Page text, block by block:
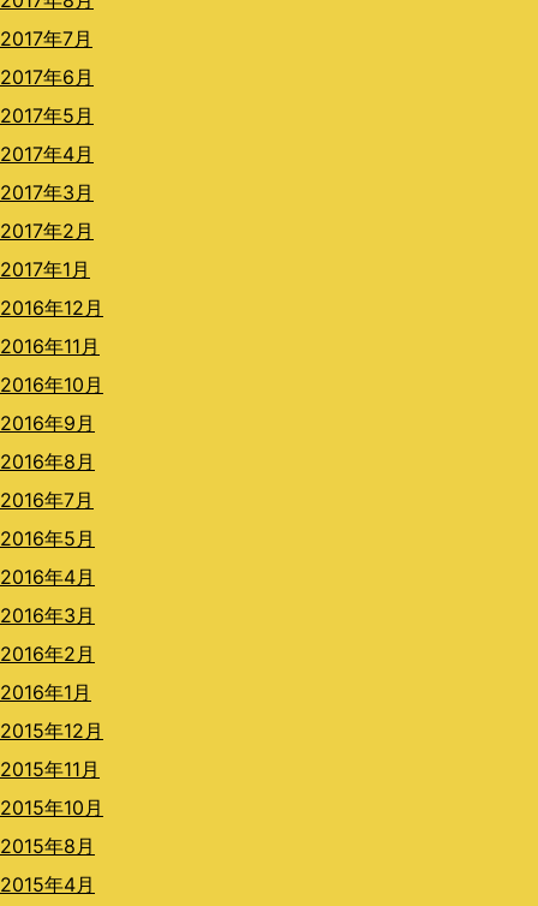
2017年7月
2017年6月
2017年5月
2017年4月
2017年3月
2017年2月
2017年1月
2016年12月
2016年11月
2016年10月
2016年9月
2016年8月
2016年7月
2016年5月
2016年4月
2016年3月
2016年2月
2016年1月
2015年12月
2015年11月
2015年10月
2015年8月
2015年4月